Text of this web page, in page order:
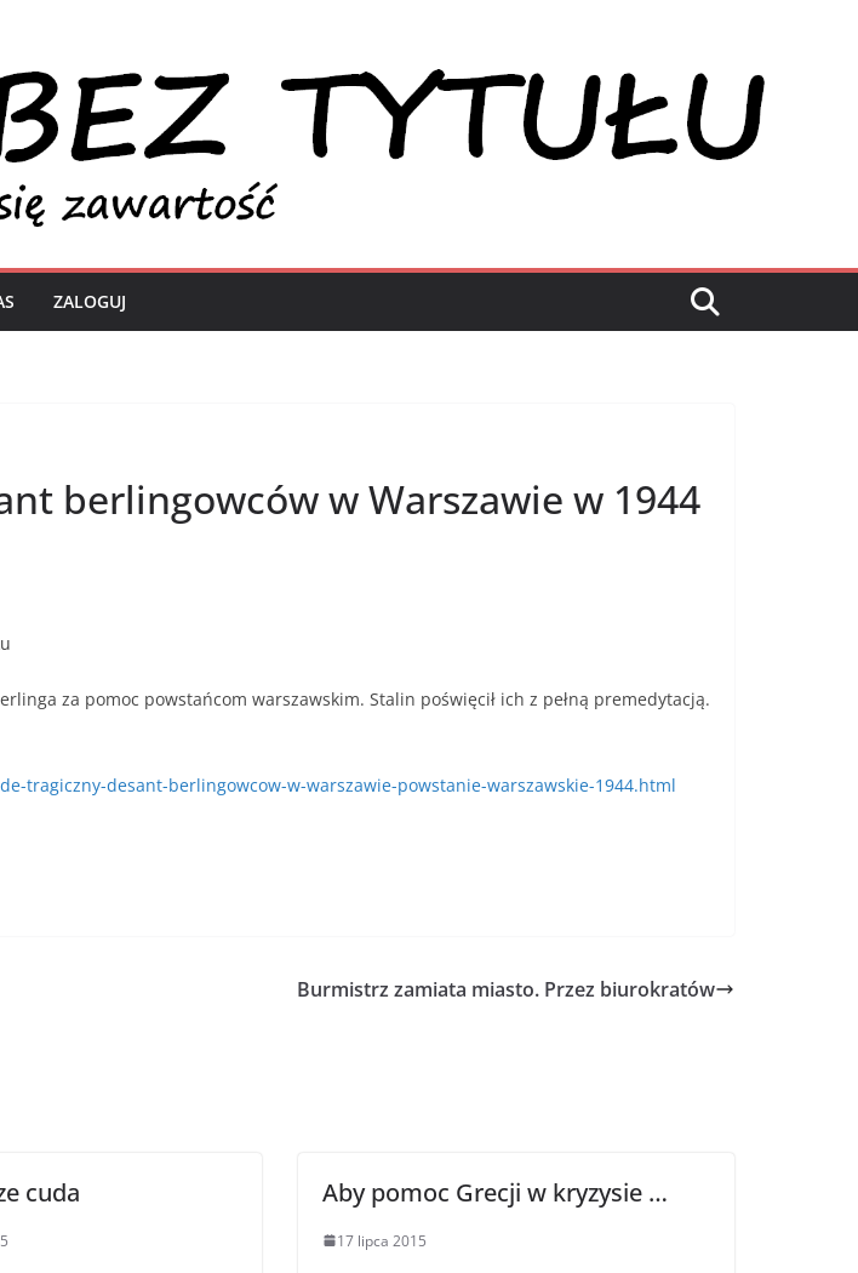
ZALOGUJ
berlingowców w Warszawie w 1944
za pomoc powstańcom warszawskim. Stalin poświęcił ich z pełną premedytacją.
tragiczny-desant-berlingowcow-w-warszawie-powstanie-warszawskie-1944.html
Burmistrz zamiata miasto. Przez biurokratów
cuda Aby pomoc Grecji w kryzysie …
17 lipca 2015